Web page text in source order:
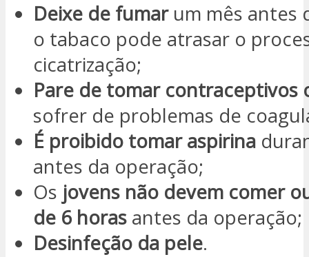
Deixe de fumarum mês antes
o tabaco pode atrasar o
cicatrização;
Pare de tomar contraceptivos
sofrer de problemas de
É proibido tomar aspirina
antes da operação;
Os jovens não devem comer
de 6 horas antes da operação;
Desinfeção da pele.